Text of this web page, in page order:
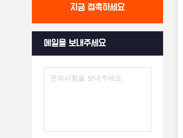
지금 접촉하세요
메일을 보내주세요